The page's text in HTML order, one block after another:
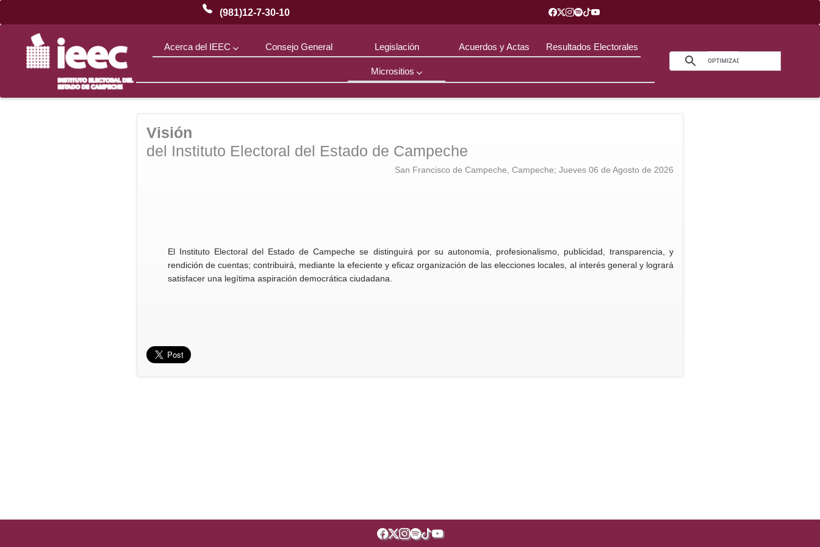
(981)12-7-30-10
Acerca del IEEC
es
Consejo General Legislación Acuerdos y Actas Resultados Electorales
Micrositios
Cívica
Visión
del Instituto Electoral del Estado de Campeche
San Francisco de Campeche, Campeche; Jueves 06 de Agosto de 2026
El Instituto Electoral del Estado de Campeche se distinguirá por su autonomía, profesionalismo, publicidad, transparencia, y
rendición de cuentas; contribuirá, mediante la efeciente y eficaz organización de las elecciones locales, al interés general y logrará
satisfacer una legítima aspiración democrática ciudadana.